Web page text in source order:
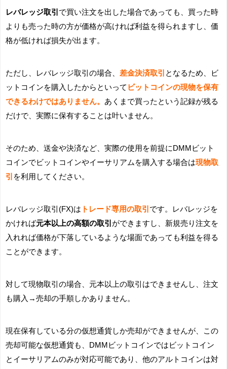
レバレッジ取引 で買い注文を出した場合であっても、買った時
よりも売った時の方が価格が高ければ利益を得られますし、価
格が低ければ損失が出ます。
ただし、レバレッジ取引の場合、 差金決済取引 となるため、ビ
ットコインを購入したからといって ビットコインの現物を保有
できるわけではありません。 あくまで買ったという記録が残る
だけで、実際に保有することは叶いません。
そのため、送金や決済など、実際の使用を前提にDMMビット
コインでビットコインやイーサリアムを購入する場合は現物取
引 を利用してください。
レバレッジ取引(FX)は トレード専用の取引 です。レバレッジを
かければ元本以上の高額の取引 ができますし、新規売り注文を
入れれば価格が下落しているような場面であっても利益を得る
ことができます。
対して現物取引の場合、元本以上の取引はできませんし、注文
も購入→売却の手順しかありません。
現在保有している分の仮想通貨しか売却ができませんが、この
売却可能な仮想通貨も、DMMビットコインではビットコイン
とイーサリアムのみが対応可能であり、他のアルトコインは対